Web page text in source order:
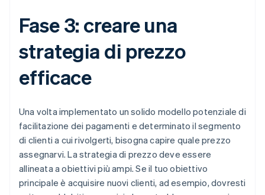
Fase 3: creare una
strategia di prezzo
efficace
Una volta implementato un solido modello potenziale di
facilitazione dei pagamenti e determinato il segmento
di clienti a cui rivolgerti, bisogna capire quale prezzo
assegnarvi. La strategia di prezzo deve essere
allineata a obiettivi più ampi. Se il tuo obiettivo
principale è acquisire nuovi clienti, ad esempio, dovresti